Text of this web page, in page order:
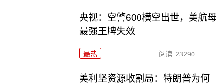
央视：空警600横空出世，美航母
最强王牌失效
最热 阅读 23290
美利坚资源收割局：特朗普为何